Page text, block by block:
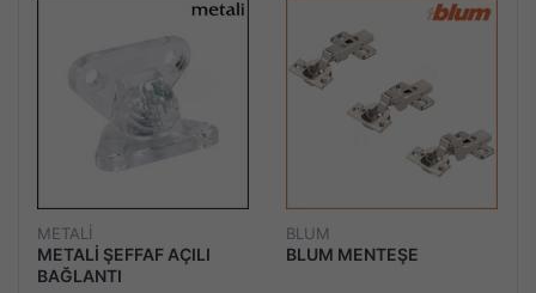
METALİ
METALİ ŞEFFAF AÇILI
BAĞLANTI
BLUM
BLUM MENTEŞE